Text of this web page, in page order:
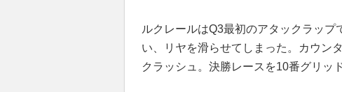
ルクレールはQ3最初のアタックラップ
い、リヤを滑らせてしまった。カウン
クラッシュ。決勝レースを10番グリッ